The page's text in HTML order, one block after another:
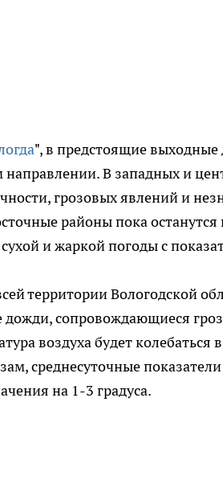
", в предстоящие
В западных и
грозовых явлений и
районы пока
и жаркой погоды с
территории Вологодской
сопровождающиеся
воздуха будет
среднесуточные
на 1-3 градуса.